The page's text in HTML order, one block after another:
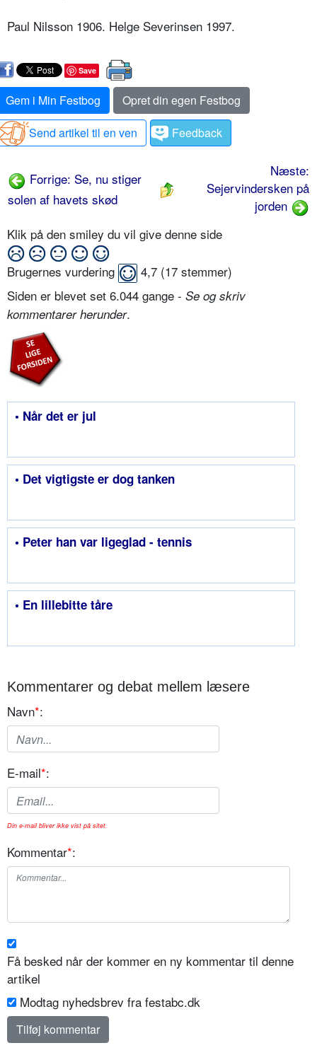
Paul Nilsson 1906. Helge Severinsen 1997.
Save
Gem i Min Festbog
Opret din egen Festbog
Send artikel til en ven
Feedback
Forrige: Se, nu stiger
solen af havets skød
Næste:
Sejervindersken på
jorden
Klik på den smiley du vil give denne side
Brugernes vurdering 4,7 (17 stemmer)
Siden er blevet set 6.044 gange - Se og skriv
kommentarer herunder.
• Når det er jul
• Det vigtigste er dog tanken
• Peter han var ligeglad - tennis
• En lillebitte tåre
Kommentarer og debat mellem læsere
Navn*:
E-mail*:
Din e-mail bliver ikke vist på sitet.
Kommentar*:
Få besked når der kommer en ny kommentar til denne
artikel
Modtag nyhedsbrev fra festabc.dk